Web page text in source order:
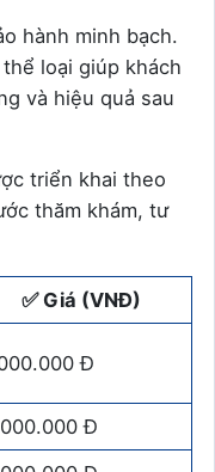
hành minh bạch.
loại giúp khách
và hiệu quả sau
triển khai theo
thăm khám, tư
✅ Giá (VNĐ)
Đ
Đ